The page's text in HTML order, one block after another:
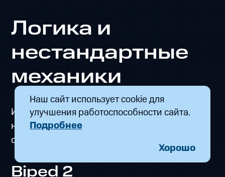
Наш сайт использует cookie для
улучшения работоспособности сайта.
Подробнее
Хорошо
Логика и
нестандартные
механики
Игры для тех, кто любит поломать голову над
нестандартными правилами мира и ценит
оригинальный подход к геймдизайну.
Biped 2